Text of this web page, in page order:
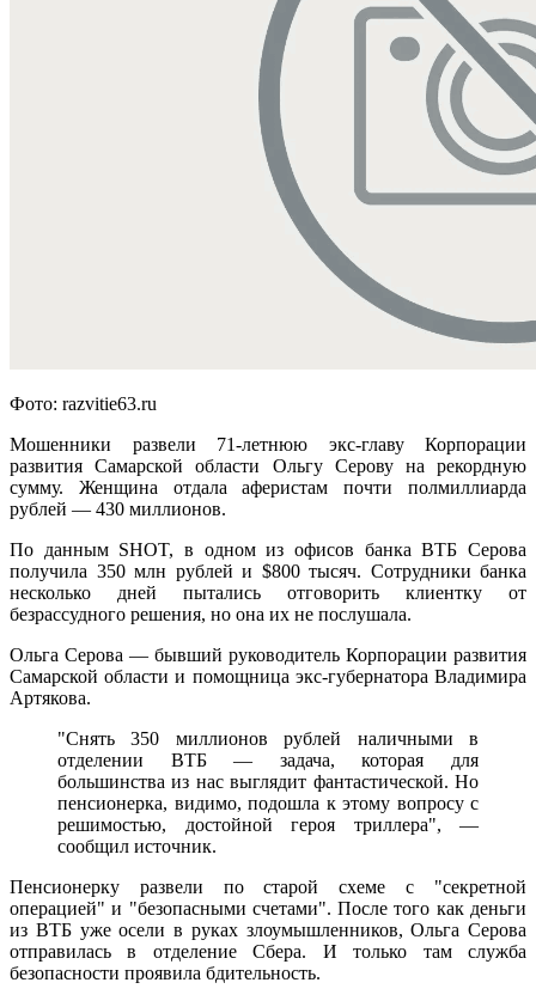
Фото: razvitie63.ru
Мошенники развели 71-летнюю экс-главу Корпорации
развития Самарской области Ольгу Серову на рекордную
сумму. Женщина отдала аферистам почти полмиллиарда
рублей — 430 миллионов.
По данным SHOT, в одном из офисов банка ВТБ Серова
получила 350 млн рублей и $800 тысяч. Сотрудники банка
несколько дней пытались отговорить клиентку от
безрассудного решения, но она их не послушала.
Ольга Серова — бывший руководитель Корпорации развития
Самарской области и помощница экс-губернатора Владимира
Артякова.
"Снять 350 миллионов рублей наличными в
отделении ВТБ — задача, которая для
большинства из нас выглядит фантастической. Но
пенсионерка, видимо, подошла к этому вопросу с
решимостью, достойной героя триллера", —
сообщил источник.
Пенсионерку развели по старой схеме с "секретной
операцией" и "безопасными счетами". После того как деньги
из ВТБ уже осели в руках злоумышленников, Ольга Серова
отправилась в отделение Сбера. И только там служба
безопасности проявила бдительность.